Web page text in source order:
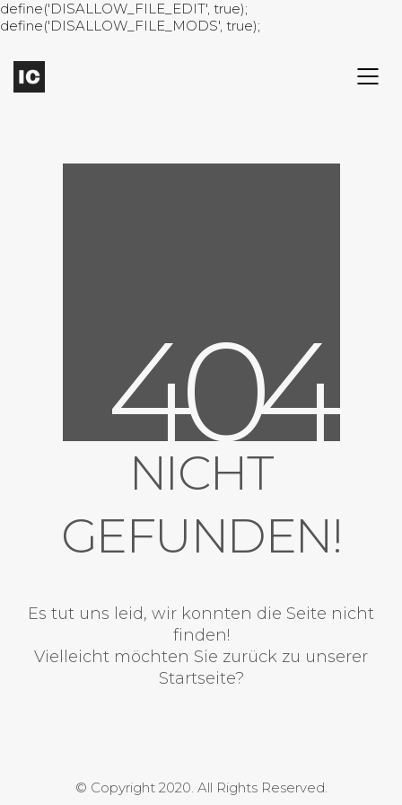
define('DISALLOW_FILE_EDIT', true);
define('DISALLOW_FILE_MODS', true);
404
NICHT
GEFUNDEN!
Es tut uns leid, wir konnten die Seite nicht
finden!
Vielleicht möchten Sie zurück zu unserer
Startseite?
© Copyright 2020. All Rights Reserved.